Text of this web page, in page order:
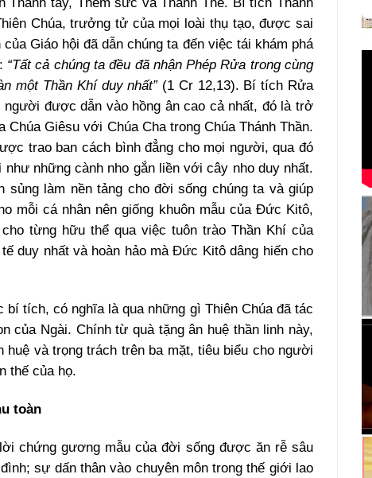
Chúa, trưởng tử của mọi loài thụ tạo, được sai
Giáo hội đã dẫn chúng ta đến việc tái khám phá
“Tất cả chúng ta đều đã nhận Phép Rửa trong cùng
một Thần Khí duy nhất”(1 Cr 12,13). Bí tích Rửa
được dẫn vào hồng ân cao cả nhất, đó là trở
Giêsu với Chúa Cha trong Chúa Thánh Thần.
trao ban cách bình đẳng cho mọi người, qua đó
những cành nho gắn liền với cây nho duy nhất.
sủng làm nền tảng cho đời sống chúng ta và giúp
mỗi cá nhân nên giống khuôn mẫu của Đức Kitô,
từng hữu thể qua việc tuôn trào Thần Khí của
duy nhất và hoàn hảo mà Đức Kitô dâng hiến cho
tích, có nghĩa là qua những gì Thiên Chúa đã tác
của Ngài. Chính từ quà tặng ân huệ thần linh này,
và trọng trách trên ba mặt, tiêu biểu cho người
thế của họ.
toàn
chứng gương mẫu của đời sống được ăn rễ sâu
sự dấn thân vào chuyên môn trong thế giới lao